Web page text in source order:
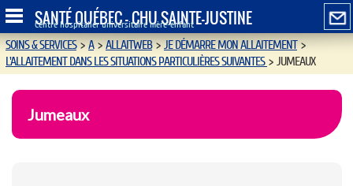
SANTÉ QUÉBEC - CHU SAINTE-JUSTINE
Centre hospitalier universitaire mère-enfant
SOINS & SERVICES>A>ALLAITWEB>JE DÉMARRE MON ALLAITEMENT>
L'ALLAITEMENT DANS LES SITUATIONS PARTICULIÈRES SUIVANTES > JUMEAUX
Jumeaux